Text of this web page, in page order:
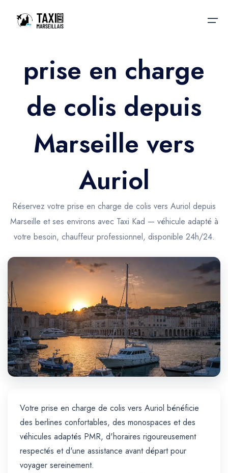
Accueil
Nos services
Nos services
Trajet Gare SNCF
Trajet Port croisière
Trajet Séminaire
Trajet Santé
Trajet Longue Distance
Réservation
Actualités & évènements
Contactez-nous
prise en charge
de colis depuis
Marseille vers
Auriol
Réservez votre prise en charge de colis vers Auriol depuis
Marseille et ses environs avec Taxi Kad — véhicule adapté à
votre besoin, chauffeur professionnel, disponible 24h/24.
Votre prise en charge de colis vers Auriol bénéficie
des berlines confortables, des monospaces et des
véhicules adaptés PMR, d'horaires rigoureusement
respectés et d'une assistance avant départ pour
voyager sereinement.